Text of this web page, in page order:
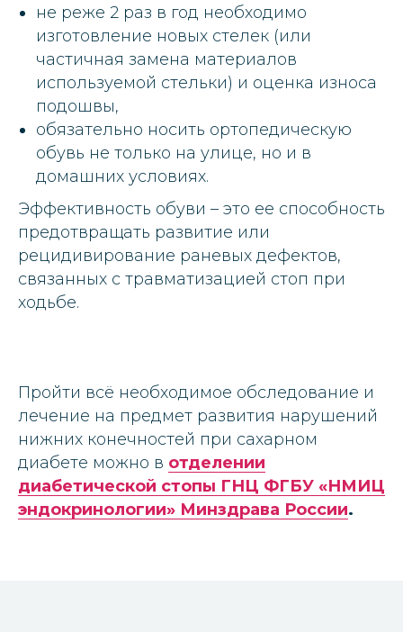
не реже 2 раз в год необходимо
изготовление новых стелек (или
частичная замена материалов
используемой стельки) и оценка износа
подошвы,
обязательно носить ортопедическую
обувь не только на улице, но и в
домашних условиях.
Эффективность обуви – это ее способность
предотвращать развитие или
рецидивирование раневых дефектов,
связанных с травматизацией стоп при
ходьбе.
Пройти всё необходимое обследование и
лечение на предмет развития нарушений
нижних конечностей при сахарном
диабете можно в отделении
диабетической стопы ГНЦ ФГБУ «НМИЦ
эндокринологии» Минздрава России.